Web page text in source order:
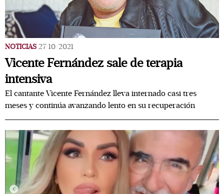
NOTICIAS 27/10/2021
Vicente Fernández sale de terapia
intensiva
El cantante Vicente Fernández lleva internado casi tres
meses y continúa avanzando lento en su recuperación